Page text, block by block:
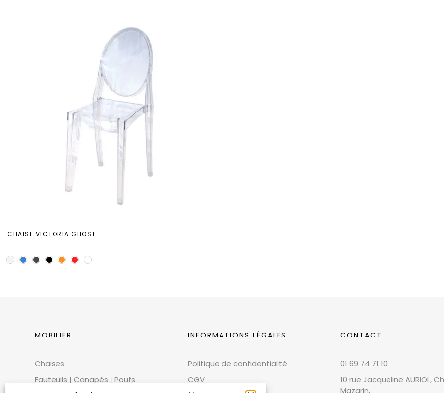
CHAISE VICTORIA GHOST
MOBILIER
Chaises
Fauteuils | Canapés | Poufs
INFORMATIONS LÉGALES
Politique de confidentialité
CGV
CONTACT
01 69 74 71 10
10 rue Jacqueline AURIOL,
Mazarin,